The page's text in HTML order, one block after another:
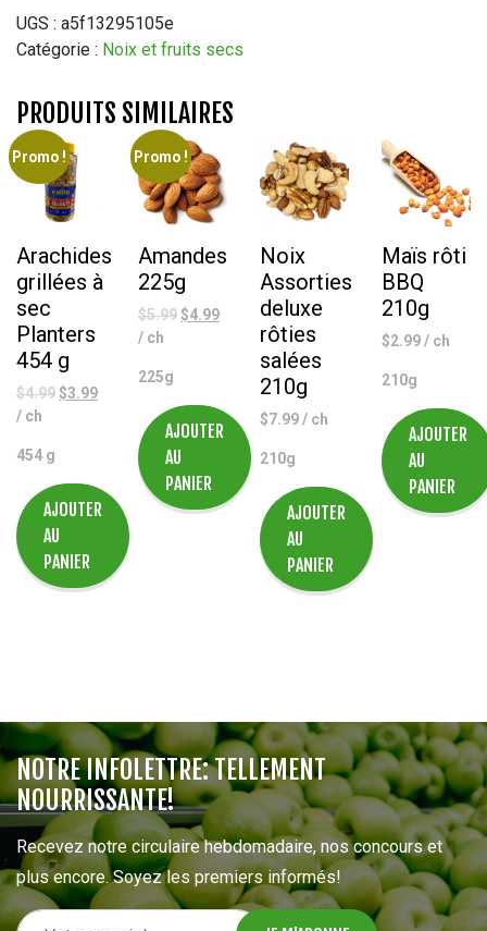
de
Grenoble
UGS : a5f13295105e
Catégorie : Noix et fruits secs
PRODUITS SIMILAIRES
Promo !
Arachides
grillées à
sec
Planters
454 g
$4.99Le
$4.99.
$3.99Le
actuel
$3.99.
/ ch
454 g
AJOUTER
AU
PANIER
Promo !
Amandes
225g
$5.99Le
$5.99.
$4.99Le
actuel
$4.99.
/ ch
225g
AJOUTER
AU
PANIER
Noix
Assorties
deluxe
rôties
salées
210g
$7.99/ ch
210g
AJOUTER
AU
PANIER
Maïs rôti
BBQ
210g
$2.99/ ch
210g
AJOUTER
AU
PANIER
NOTRE INFOLETTRE: TELLEMENT
NOURRISSANTE!
Recevez notre circulaire hebdomadaire, nos concours et
plus encore. Soyez les premiers informés!